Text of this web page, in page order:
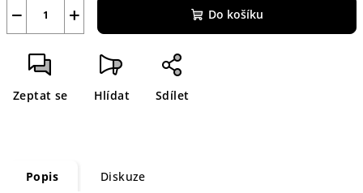
+
− Do košíku
Zeptat se Hlídat Sdílet
Popis Diskuze